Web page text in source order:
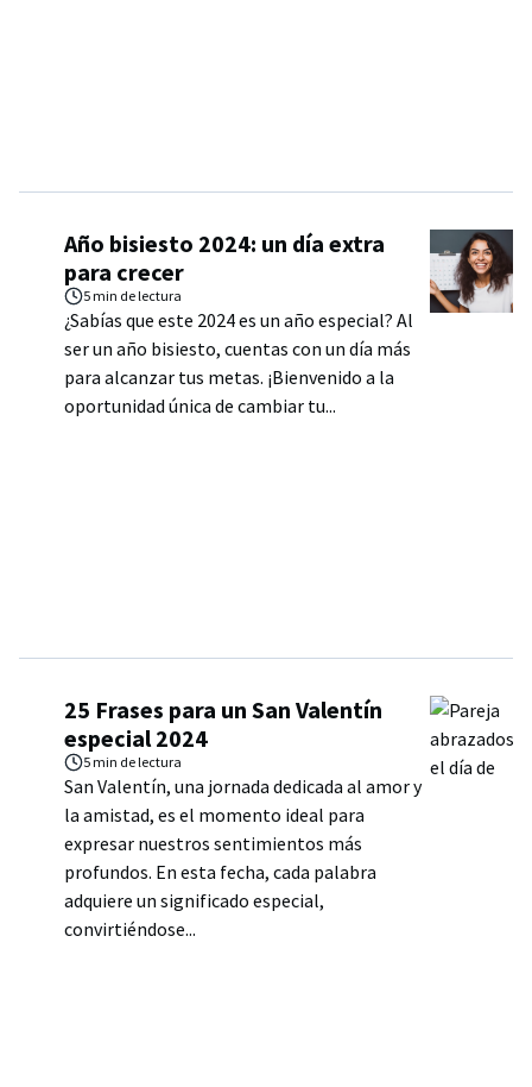
Año bisiesto 2024: un día extra
para crecer
5 min de lectura
¿Sabías que este 2024 es un año especial? Al
ser un año bisiesto, cuentas con un día más
para alcanzar tus metas. ¡Bienvenido a la
oportunidad única de cambiar tu...
25 Frases para un San Valentín
especial 2024
5 min de lectura
San Valentín, una jornada dedicada al amor y
la amistad, es el momento ideal para
expresar nuestros sentimientos más
profundos. En esta fecha, cada palabra
adquiere un significado especial,
convirtiéndose...